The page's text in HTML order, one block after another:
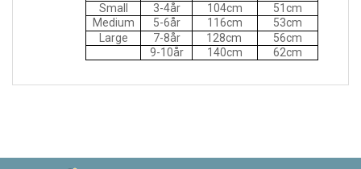
Small
3-4år 104cm
51cm
Medium
5-6år 116cm
53cm
Large
7-8år 128cm
56cm
9-10år
140cm 62cm